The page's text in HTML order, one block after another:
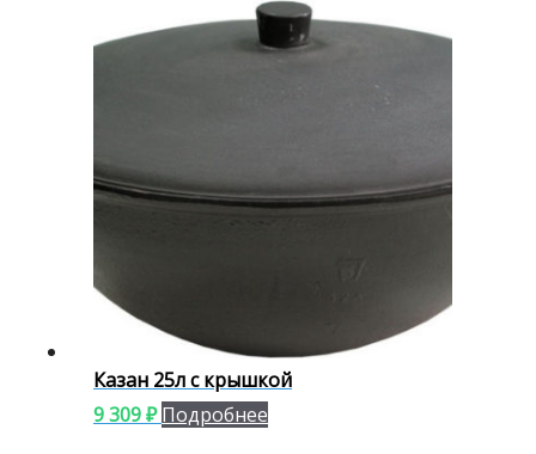
Казан 25л с крышкой
9 309₽ Подробнее